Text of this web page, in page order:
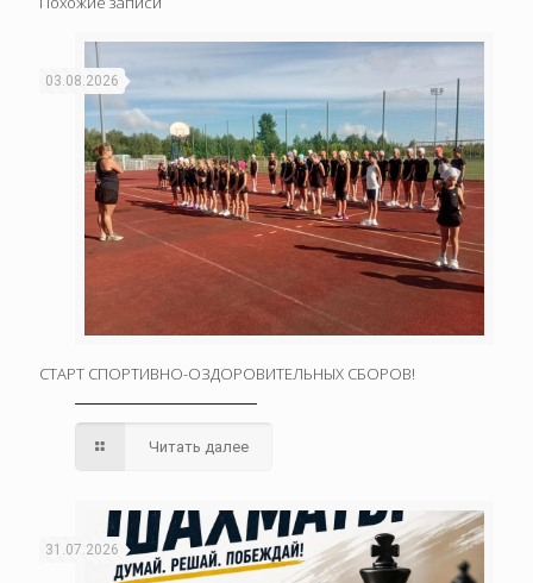
03.08.2026
СТАРТ СПОРТИВНО-ОЗДОРОВИТЕЛЬНЫХ СБОРОВ!
Читать далее
31.07.2026